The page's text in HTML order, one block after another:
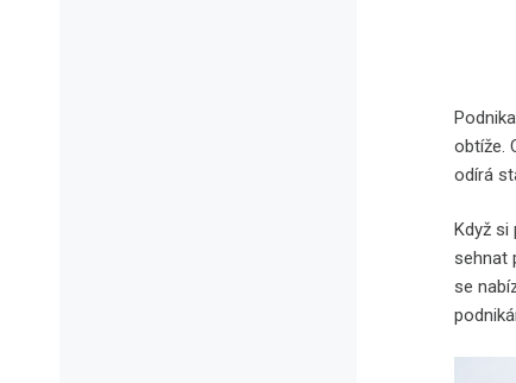
obtíže.
odírá
Když si
sehnat
se